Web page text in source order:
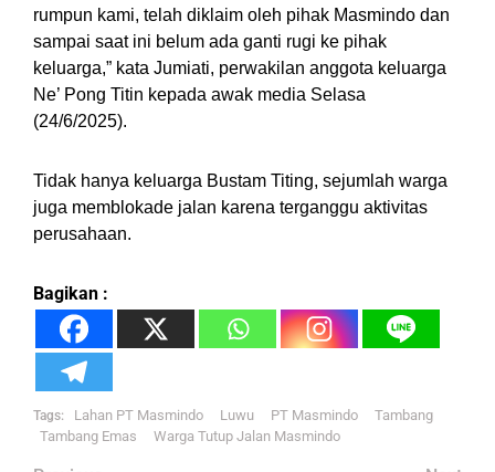
rumpun kami, telah diklaim oleh pihak Masmindo dan
sampai saat ini belum ada ganti rugi ke pihak
keluarga,” kata Jumiati, perwakilan anggota keluarga
Ne’ Pong Titin kepada awak media Selasa
(24/6/2025).
Tidak hanya keluarga Bustam Titing, sejumlah warga
juga memblokade jalan karena terganggu aktivitas
perusahaan.
Bagikan :
Tags: Lahan PT Masmindo Luwu PT Masmindo
Tambang
Tambang Emas
Warga Tutup Jalan Masmindo